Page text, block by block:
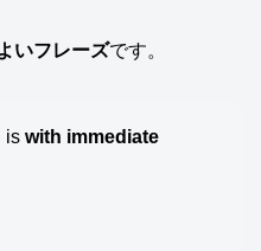
いフレーズです。
is with immediate